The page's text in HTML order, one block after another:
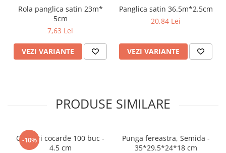
Rola panglica satin 23m*
5cm
7,63 Lei
VEZI VARIANTE
Panglica satin 36.5m*2.5cm
20,84 Lei
VEZI VARIANTE
PRODUSE SIMILARE
-10%
Clipsuri cocarde 100 buc -
4.5 cm
Punga fereastra, Semida -
35*29.5*24*18 cm